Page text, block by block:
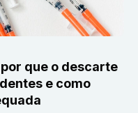
que o descarte
e como